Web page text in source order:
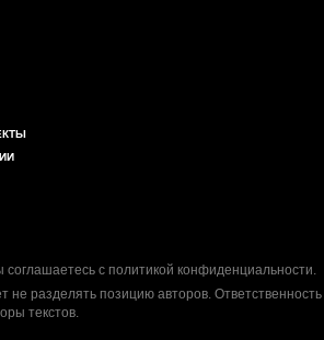
с политикой конфиденциальности.
не разделять позицию авторов.
текстов.